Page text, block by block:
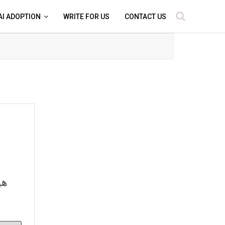
ADOPTION WRITE FOR US CONTACT US